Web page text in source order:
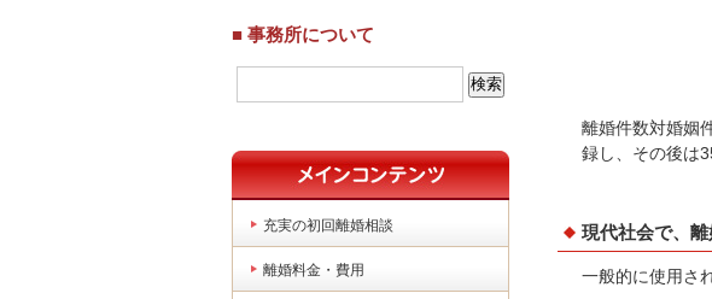
離婚件数対婚姻
録し、その後は
現代社会で、
一般的に使用さ
■ 事務所について
充実の初回離婚相談
離婚料金・費用